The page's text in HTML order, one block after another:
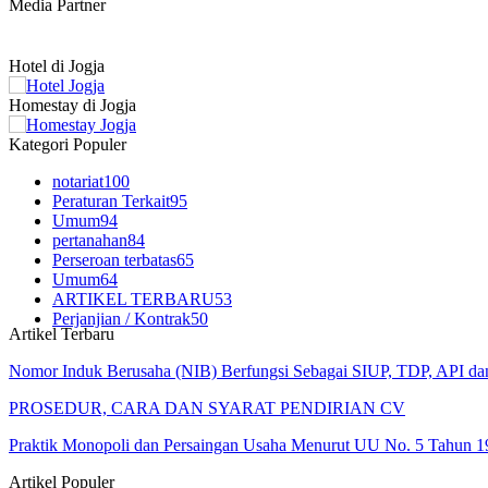
Media Partner
Hotel di Jogja
Homestay di Jogja
Kategori Populer
notariat100
Peraturan Terkait95
Umum94
pertanahan84
Perseroan terbatas65
Umum64
ARTIKEL TERBARU53
Perjanjian / Kontrak50
Artikel Terbaru
Nomor Induk Berusaha (NIB) Berfungsi Sebagai SIUP, TDP, API
PROSEDUR, CARA DAN SYARAT PENDIRIAN CV
Praktik Monopoli dan Persaingan Usaha Menurut UU No. 5 Tahun
Artikel Populer